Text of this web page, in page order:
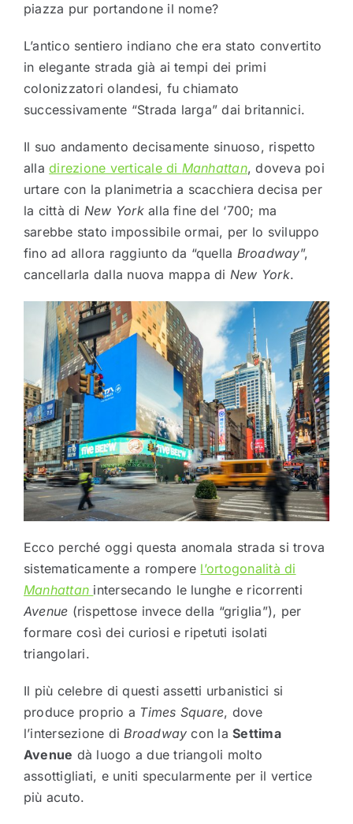
piazza pur portandone il nome?
L’antico sentiero indiano che era stato convertito
in elegante strada già ai tempi dei primi
colonizzatori olandesi, fu chiamato
successivamente “Strada larga” dai britannici.
Il suo andamento decisamente sinuoso, rispetto
alladirezione verticale di Manhattan, doveva poi
urtare con la planimetria a scacchiera decisa per
la città di New Yorkalla fine del ‘700; ma
sarebbe stato impossibile ormai, per lo sviluppo
fino ad allora raggiunto da “quella Broadway”,
cancellarla dalla nuova mappa di New York.
Ecco perché oggi questa anomala strada si trova
sistematicamente a rompere l’ortogonalità di
Manhattan intersecando le lunghe e ricorrenti
Avenue (rispettose invece della “griglia”), per
formare così dei curiosi e ripetuti isolati
triangolari.
Il più celebre di questi assetti urbanistici si
produce proprio a Times Square, dove
l’intersezione di Broadway con laSettima
Avenue dà luogo a due triangoli molto
assottigliati, e uniti specularmente per il vertice
più acuto.